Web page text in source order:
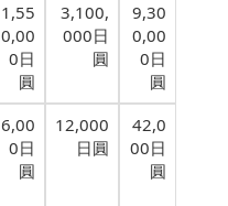
1,55
0,00
0日
圓
3,100,
000日
圓
9,30
0,00
0日
圓
6,00
0日
圓
12,000
日圓
42,0
00日
圓